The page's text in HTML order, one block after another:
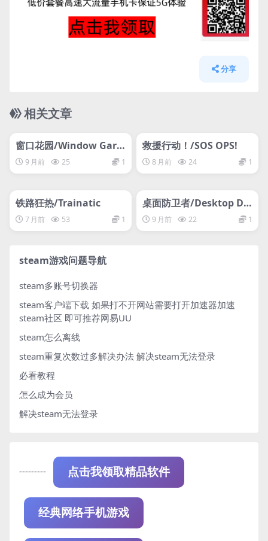
分享
相关文章
网盘下载游戏
窗口花园/Window Gard
en9 月前 25 1
网盘下载游戏
救援行动！/SOS OPS!
8 月前 24 1
网盘下载游戏
铁路狂热/Trainatic
7 月前 53 1
网盘下载游戏
桌面防卫者/Desktop Def
ender
9 月前 22 1
steam游戏问题导航
steam多账号切换器
steam客户端下载 如果打不开网站需要打开加速器加速
steam社区 即可推荐网易UU
steam怎么离线
steam重复次数过多解决办法 解决steam无法登录
必看教程
怎么成为会员
解决steam无法登录
--------- 点击我领取精品软件
经典网络手机游戏